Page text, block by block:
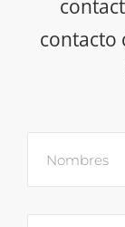
contacto